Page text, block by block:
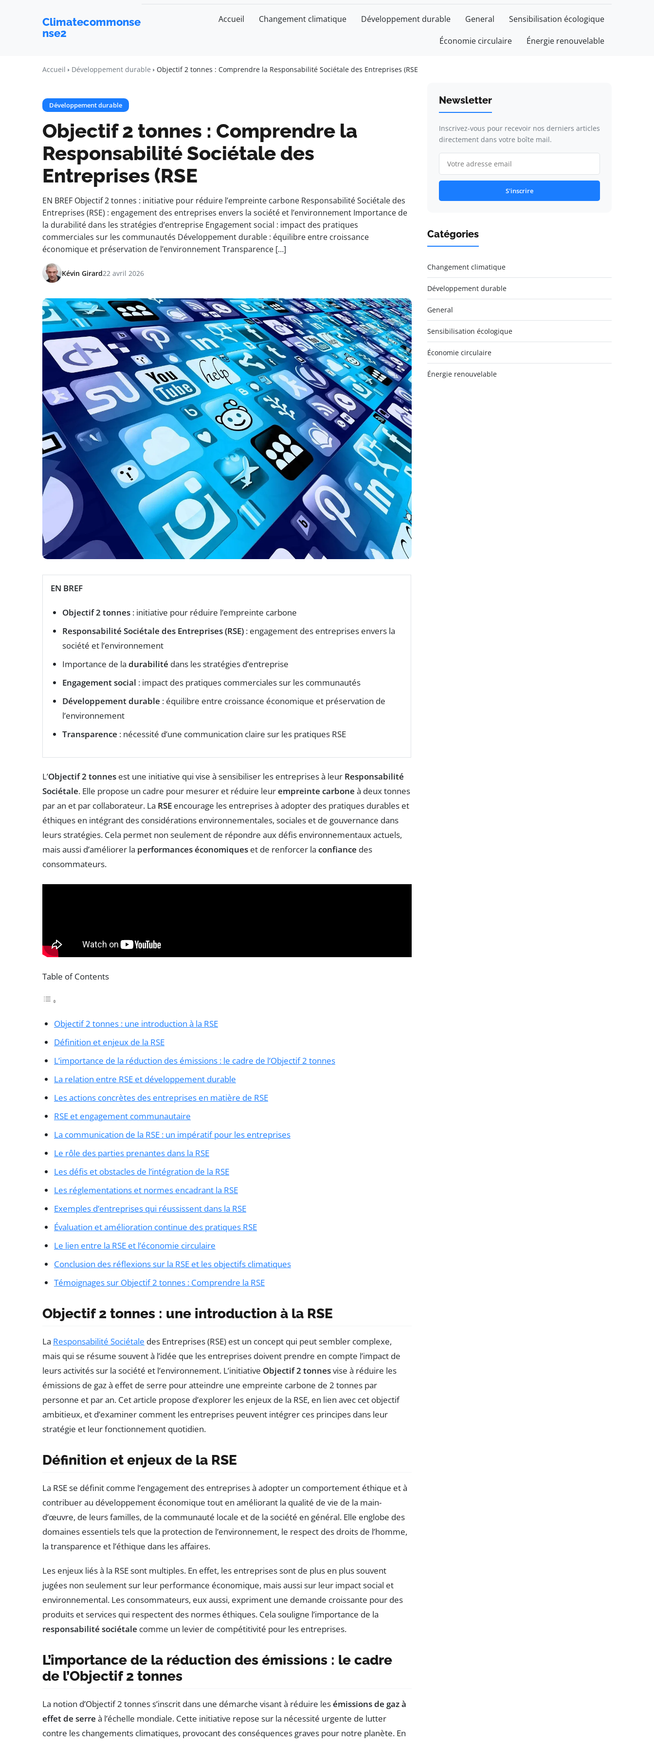
Climatecommonse
nse2
Accueil Changement climatique Développement durable General Sensibilisation écologique
Économie circulaire Énergie renouvelable
Accueil Développement durable Objectif 2 tonnes : Comprendre la Responsabilité Sociétale des Entreprises (RSE
Développement durable
Objectif 2 tonnes : Comprendre la
Responsabilité Sociétale des
Entreprises (RSE
EN BREF Objectif 2 tonnes : initiative pour réduire l’empreinte carbone Responsabilité Sociétale des
Entreprises (RSE) : engagement des entreprises envers la société et l’environnement Importance de
la durabilité dans les stratégies d’entreprise Engagement social : impact des pratiques
commerciales sur les communautés Développement durable : équilibre entre croissance
économique et préservation de l’environnement Transparence […]
Kévin Girard22 avril 2026
EN BREF
Objectif 2 tonnes : initiative pour réduire l’empreinte carbone
Responsabilité Sociétale des Entreprises (RSE) : engagement des entreprises envers la
société et l’environnement
Importance de la durabilité dans les stratégies d’entreprise
Engagement social : impact des pratiques commerciales sur les communautés
Développement durable : équilibre entre croissance économique et préservation de
l’environnement
Transparence : nécessité d’une communication claire sur les pratiques RSE
L’Objectif 2 tonnes est une initiative qui vise à sensibiliser les entreprises à leur Responsabilité
Sociétale. Elle propose un cadre pour mesurer et réduire leurempreinte carbone à deux tonnes
par an et par collaborateur. La RSE encourage les entreprises à adopter des pratiques durables et
éthiques en intégrant des considérations environnementales, sociales et de gouvernance dans
leurs stratégies. Cela permet non seulement de répondre aux défis environnementaux actuels,
mais aussi d’améliorer la performances économiques et de renforcer la confiance des
consommateurs.
Table of Contents
Objectif 2 tonnes : une introduction à la RSE
Définition et enjeux de la RSE
L’importance de la réduction des émissions : le cadre de l’Objectif 2 tonnes
La relation entre RSE et développement durable
Les actions concrètes des entreprises en matière de RSE
RSE et engagement communautaire
La communication de la RSE : un impératif pour les entreprises
Le rôle des parties prenantes dans la RSE
Les défis et obstacles de l’intégration de la RSE
Les réglementations et normes encadrant la RSE
Exemples d’entreprises qui réussissent dans la RSE
Évaluation et amélioration continue des pratiques RSE
Le lien entre la RSE et l’économie circulaire
Conclusion des réflexions sur la RSE et les objectifs climatiques
Témoignages sur Objectif 2 tonnes : Comprendre la RSE
Objectif 2 tonnes : une introduction à la RSE
La Responsabilité Sociétale des Entreprises (RSE) est un concept qui peut sembler complexe,
mais qui se résume souvent à l’idée que les entreprises doivent prendre en compte l’impact de
leurs activités sur la société et l’environnement. L’initiative Objectif 2 tonnesvise à réduire les
émissions de gaz à effet de serre pour atteindre une empreinte carbone de 2 tonnes par
personne et par an. Cet article propose d’explorer les enjeux de la RSE, en lien avec cet objectif
ambitieux, et d’examiner comment les entreprises peuvent intégrer ces principes dans leur
stratégie et leur fonctionnement quotidien.
Définition et enjeux de la RSE
La RSE se définit comme l’engagement des entreprises à adopter un comportement éthique et à
contribuer au développement économique tout en améliorant la qualité de vie de la main-
d’œuvre, de leurs familles, de la communauté locale et de la société en général. Elle englobe des
domaines essentiels tels que la protection de l’environnement, le respect des droits de l’homme,
la transparence et l’éthique dans les affaires.
Les enjeux liés à la RSE sont multiples. En effet, les entreprises sont de plus en plus souvent
jugées non seulement sur leur performance économique, mais aussi sur leur impact social et
environnemental. Les consommateurs, eux aussi, expriment une demande croissante pour des
produits et services qui respectent des normes éthiques. Cela souligne l’importance de la
responsabilité sociétale comme un levier de compétitivité pour les entreprises.
L’importance de la réduction des émissions : le cadre
de l’Objectif 2 tonnes
La notion d’Objectif 2 tonnes s’inscrit dans une démarche visant à réduire lesémissions de gaz à
effet de serre à l’échelle mondiale. Cette initiative repose sur la nécessité urgente de lutter
contre les changements climatiques, provocant des conséquences graves pour notre planète. En
Newsletter
Inscrivez-vous pour recevoir nos derniers articles
directement dans votre boîte mail.
S'inscrire
Catégories
Changement climatique
Développement durable
General
Sensibilisation écologique
Économie circulaire
Énergie renouvelable